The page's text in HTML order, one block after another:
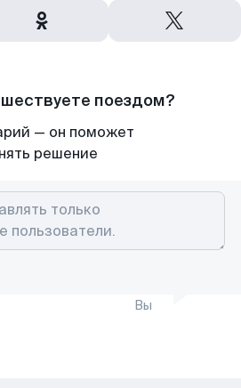
поездом?
— он поможет
решение
Вы